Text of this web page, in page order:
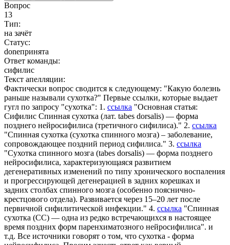
Вопрос
13
Тип:
на зачёт
Статус:
doneпринята
Ответ команды:
сифилис
Текст апелляции:
Фактически вопрос сводится к следующему: "Какую болезнь
раньше называли сухотка?" Первые ссылки, которые выдает
гугл по запросу "сухотка": 1. ссылка "Основная статья:
Сифилис Спинная сухотка (лат. tabes dorsalis) — форма
позднего нейросифилиса (третичного сифилиса)." 2. ссылка
"Спинная сухотка (сухотка спинного мозга) – заболевание,
сопровождающее поздний период сифилиса." 3. ссылка
"Сухотка спинного мозга (tabes dorsalis) — форма позднего
нейросифилиса, характеризующаяся развитием
дегенеративных изменений по типу хронического воспаления
и прогрессирующей дегенерацией в задних корешках и
задних столбах спинного мозга (особенно пояснично-
крестцового отдела). Развивается через 15–20 лет после
первичной сифилитической инфекции." 4. ссылка "Спинная
сухотка (СС) — одна из редко встречающихся в настоящее
время поздних форм паренхиматозного нейросифилиса". и
т.д. Все источники говорят о том, что сухотка - форма